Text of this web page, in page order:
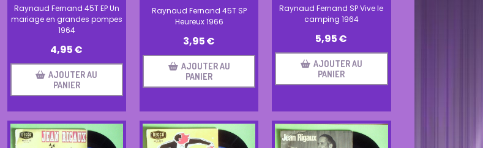
Raynaud Fernand 45T EP Un
mariage en grandes pompes
1964
4,95€
AJOUTER AU
PANIER
Raynaud Fernand 45T SP
Heureux 1966
3,95€
AJOUTER AU
PANIER
Raynaud Fernand SP Vive le
camping 1964
5,95€
AJOUTER AU
PANIER